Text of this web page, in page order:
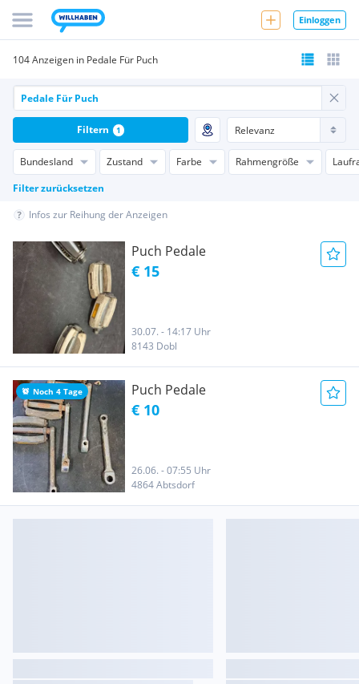
Einloggen
104 Anzeigen in Pedale Für Puch
Bundesland Zustand Farbe Rahmengröße
Filter zurücksetzen
Filtern 1
Infos zur Reihung der Anzeigen
Puch Pedale
€ 15
30.07. - 14:17 Uhr
8143 Dobl
Noch 4 Tage Puch Pedale
€ 10
26.06. - 07:55 Uhr
4864 Abtsdorf